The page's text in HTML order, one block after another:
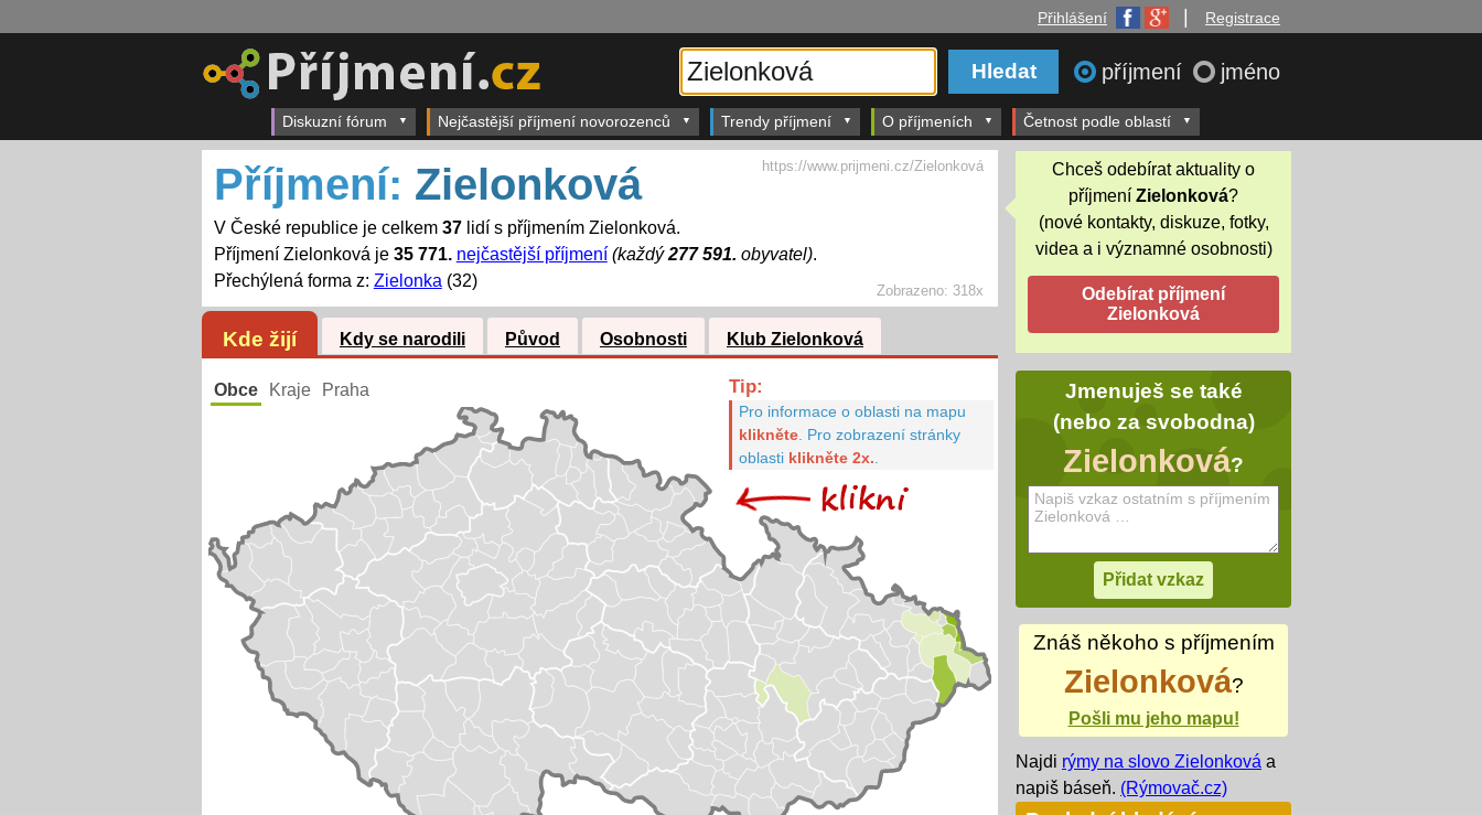
Přihlášení Registrace
příjmení jméno
Diskuzní fórum Nejčastější příjmení novorozenců Trendy příjmení O příjmeních Četnost podle oblastí
Zobrazeno: 318x
Příjmení: Zielonková
V České republice je celkem 37lidí s příjmením Zielonková.
Příjmení Zielonková je 35 771. nejčastější příjmení (každý277 591. obyvatel).
Přechýlená forma z: Zielonka (32)
https://www.prijmeni.cz/Zielonková
Kde žijí Kdy se narodili Původ Osobnosti Klub Zielonková
Obce Kraje Praha Tip:
Pro informace o oblasti na mapu
klikněte. Pro zobrazení stránky
oblasti klikněte 2x.
Chceš odebírat aktuality o
příjmení Zielonková?
(nové kontakty, diskuze, fotky,
videa a i významné osobnosti)
Jmenuješ se také
(nebo za svobodna)
Zielonková?
Znáš někoho s příjmením
Zielonková?
Pošli mu jeho mapu!
Najdi rýmy na slovo Zielonková a
napiš báseň. (Rýmovač.cz)